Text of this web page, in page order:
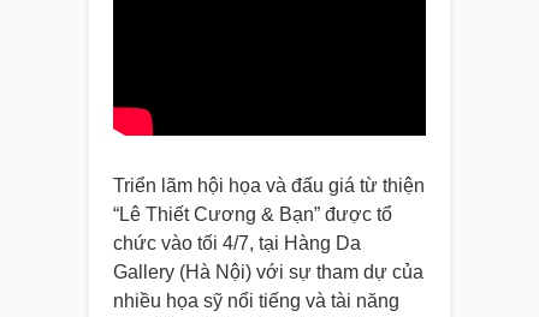
Triển lãm hội họa và đấu giá từ thiện
“Lê Thiết Cương & Bạn” được tổ
chức vào tối 4/7, tại Hàng Da
Gallery (Hà Nội) với sự tham dự của
nhiều họa sỹ nổi tiếng và tài năng